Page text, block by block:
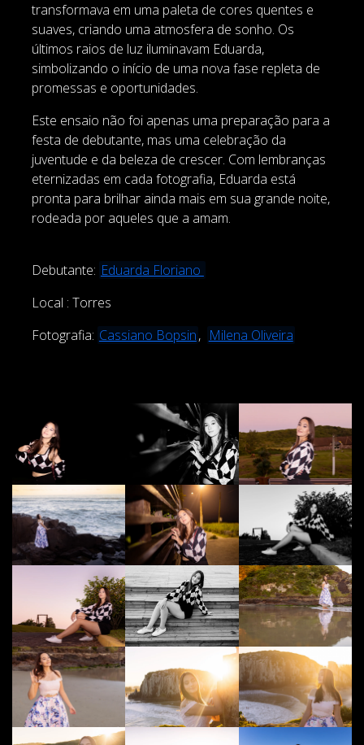
transformava em uma paleta de cores quentes e
suaves, criando uma atmosfera de sonho. Os
últimos raios de luz iluminavam Eduarda,
simbolizando o início de uma nova fase repleta de
promessas e oportunidades.
Este ensaio não foi apenas uma preparação para a
festa de debutante, mas uma celebração da
juventude e da beleza de crescer. Com lembranças
eternizadas em cada fotografia, Eduarda está
pronta para brilhar ainda mais em sua grande noite,
rodeada por aqueles que a amam.
Debutante: Eduarda Floriano
Local : Torres
Fotografia: Cassiano Bopsin, Milena Oliveira